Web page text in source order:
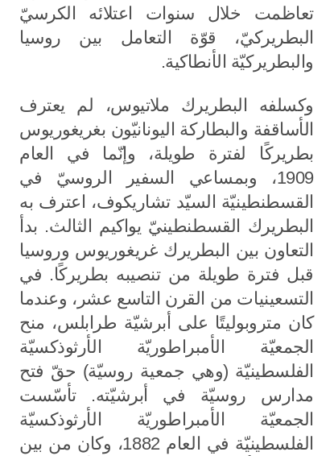
تعاظمت خلال سنوات اعتلائه الكرسيّ
البطريركيّ، قوّة التعامل بين روسيا
والبطريركيّة الأنطاكية.
وكسلفه البطريرك ملاتيوس، لم يعترف
الأساقفة والبطاركة اليونانيّون بغريغوريوس
بطريركًا لفترة طويلة، وإنّما في العام
1909، وبمساعي السفير الروسيّ في
القسطنطينيّة السيّد تشاريكوف، اعترف به
البطريرك القسطنطينيّ يواكيم الثالث. بدأ
التعاون بين البطريرك غريغوريوس وروسيا
قبل فترة طويلة من تنصيبه بطريركًا. في
التسعينيات من القرن التاسع عشر، وعندما
كان متروبوليتًا على أبرشيّة طرابلس، منح
الجمعيّة الأمبراطوريّة الأرثوذكسيّة
الفلسطينيّة (وهي جمعية روسيّة) حقّ فتح
مدارس روسيّة في أبرشيّته. تأسّست
الجمعيّة الأمبراطوريّة الأرثوذكسيّة
الفلسطينيّة في العام 1882، وكان من بين